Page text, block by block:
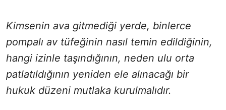
Kimsenin ava gitmediği yerde, binlerce
pompalı av tüfeğinin nasıl temin edildiğinin,
hangi izinle taşındığının, neden ulu orta
patlatıldığının yeniden ele alınacağı bir
hukuk düzeni mutlaka kurulmalıdır.